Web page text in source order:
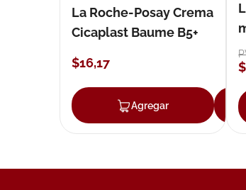
La Roche-Posay Crema
Cicaplast Baume B5+
$16,17
Agregar
$